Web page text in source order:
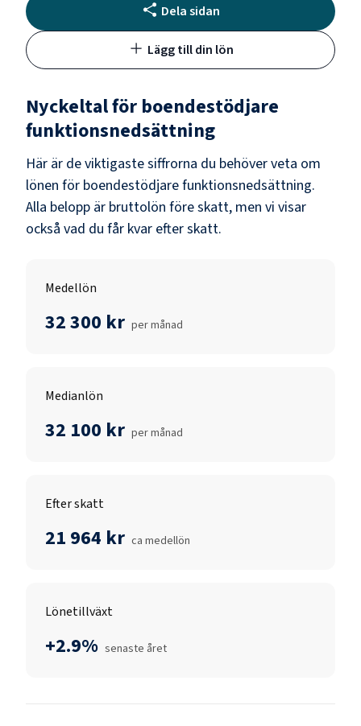
Dela sidan
Lägg till din lön
Nyckeltal för boendestödjare
funktionsnedsättning
Här är de viktigaste siffrorna du behöver veta om
lönen för boendestödjare funktionsnedsättning.
Alla belopp är bruttolön före skatt, men vi visar
också vad du får kvar efter skatt.
Medellön
32 300 kr per månad
Medianlön
32 100 kr per månad
Efter skatt
21 964 kr ca medellön
Lönetillväxt
+2.9% senaste året